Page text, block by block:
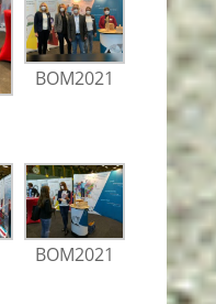
BOM2021
BOM2021